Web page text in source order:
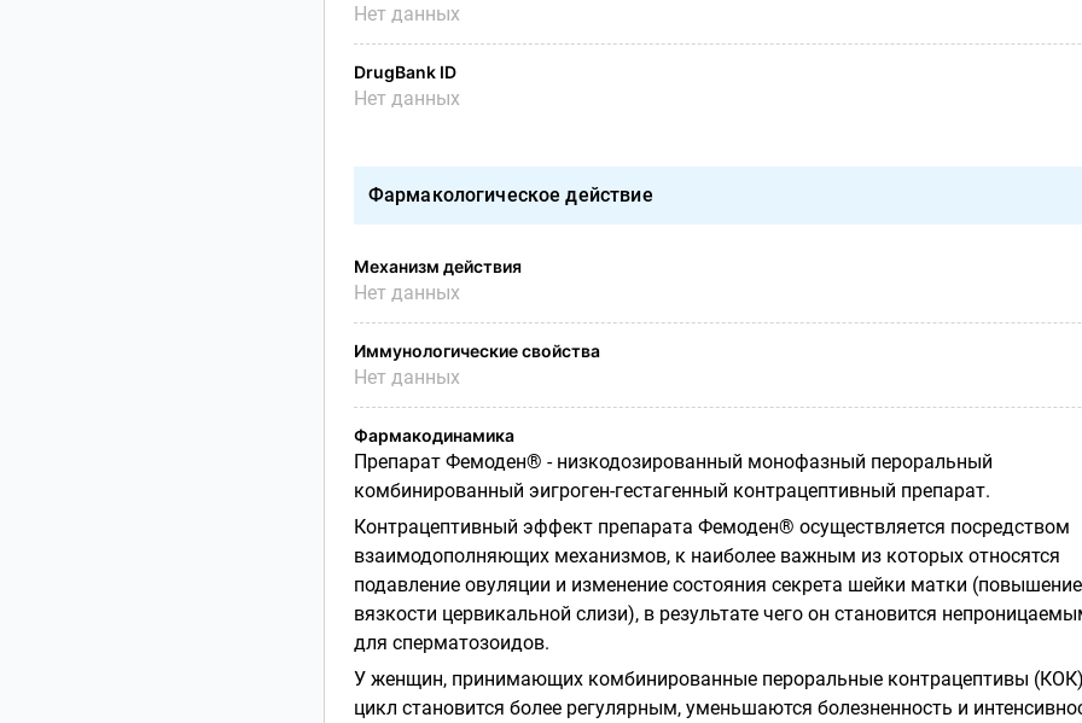
Нет данных
DrugBank ID
Нет данных
Фармакологическое действие
Механизм действия
Нет данных
Иммунологические свойства
Нет данных
Фармакодинамика
Препарат Фемоден® - низкодозированный монофазный пероральный
комбинированный эигроген-гестагенный контрацептивный препарат.
Контрацептивный эффект препарата Фемоден® осуществляется посредством
взаимодополняющих механизмов, к наиболее важным из которых относятся
подавление овуляции и изменение состояния секрета шейки матки (повышение
вязкости цервикальной слизи), в результате чего он становится
для сперматозоидов.
У женщин, принимающих комбинированные пероральные контрацептивы
цикл становится более регулярным, уменьшаются болезненность и